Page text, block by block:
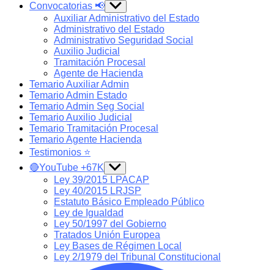
Convocatorias 📢 Show
sub
menu
Auxiliar Administrativo del Estado
Administrativo del Estado
Administrativo Seguridad Social
Auxilio Judicial
Tramitación Procesal
Agente de Hacienda
Temario Auxiliar Admin
Temario Admin Estado
Temario Admin Seg Social
Temario Auxilio Judicial
Temario Tramitación Procesal
Temario Agente Hacienda
Testimonios ⭐️
🔴YouTube +67K Show
sub
menu
Ley 39/2015 LPACAP
Ley 40/2015 LRJSP
Estatuto Básico Empleado Público
Ley de Igualdad
Ley 50/1997 del Gobierno
Tratados Unión Europea
Ley Bases de Régimen Local
Ley 2/1979 del Tribunal Constitucional